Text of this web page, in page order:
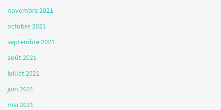
novembre 2021
octobre 2021
septembre 2021
août 2021
juillet 2021
juin 2021
mai 2021